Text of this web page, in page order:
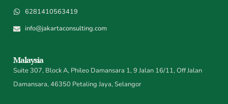
6281410563419
info@jakartaconsulting.com
Malaysia
Suite 307, Block A, Phileo Damansara 1, 9 Jalan 16/11, Off Jalan
Damansara, 46350 Petaling Jaya, Selangor